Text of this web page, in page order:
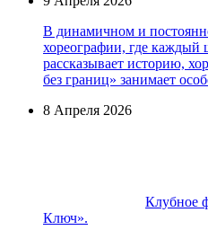
В динамичном и
хореографии, где каждый
рассказывает историю,
без границ» занимает
8 Апреля 2026
Клубное
Ключ».